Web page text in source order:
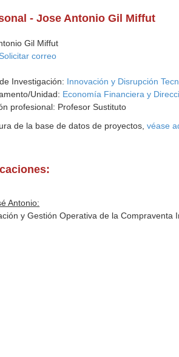
- Jose Antonio Gil Miffut
Gil Miffut
Solicitar correo
Investigación: Innovación y Disrupción
Unidad: Economía Financiera y
profesional: Profesor Sustituto
de la base de datos de proyectos,véase
Antonio:
y Gestión Operativa de la